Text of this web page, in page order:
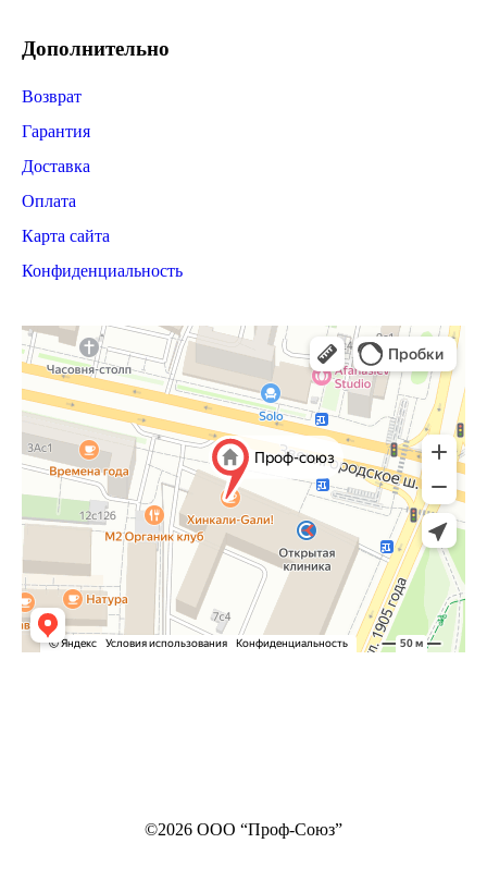
Дополнительно
Возврат
Гарантия
Доставка
Оплата
Карта сайта
Конфиденциальность
©2026 ООО “Проф-Союз”